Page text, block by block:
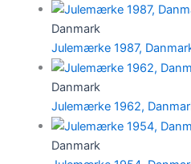
Danmark
Julemærke 1987,
Danmark
Julemærke 1962,
Danmark